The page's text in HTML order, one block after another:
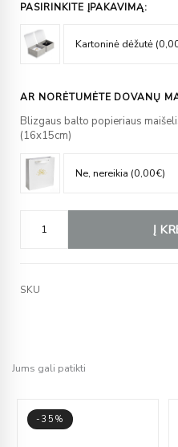
PASIRINKITE ĮPAKAVIMĄ:
AR NORĖTUMĖTE DOVANŲ
Blizgaus balto popieriaus
(16x15cm)
Į
SKU
Jums gali patikti
-35%